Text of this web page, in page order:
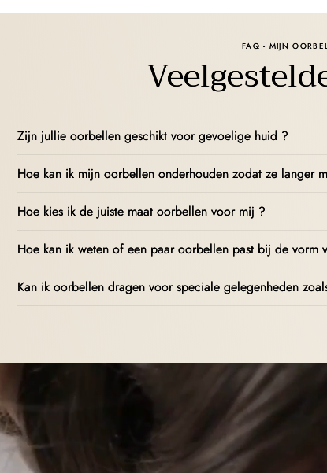
FAQ - MIJN
Zijn jullie oorbellen geschikt voor gevoelige huid ?
Hoe kan ik mijn oorbellen onderhouden zodat ze langer
Hoe kies ik de juiste maat oorbellen voor mij ?
Hoe kan ik weten of een paar oorbellen past bij de vorm
Kan ik oorbellen dragen voor speciale gelegenheden